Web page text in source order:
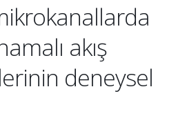
akış
deneysel